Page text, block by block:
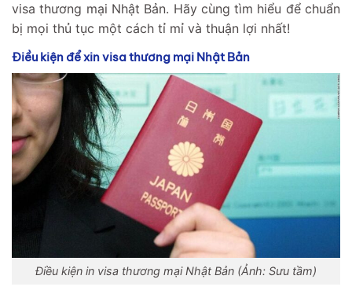
visa thương mại Nhật Bản. Hãy cùng tìm hiểu để chuẩn
bị mọi thủ tục một cách tỉ mỉ và thuận lợi nhất!
Điều kiện để xin visa thương mại Nhật Bản
Điều kiện in visa thương mại Nhật Bản (Ảnh: Sưu tầm)